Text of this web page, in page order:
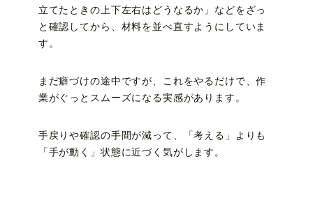
立てたときの上下左右はどうなるか」などをざっ
と確認してから、材料を並べ直すようにしていま
す。
まだ癖づけの途中ですが、これをやるだけで、作
業がぐっとスムーズになる実感があります。
手戻りや確認の手間が減って、「考える」よりも
「手が動く」状態に近づく気がします。